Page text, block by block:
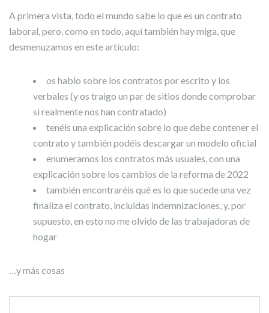
A primera vista, todo el mundo sabe lo que es un contrato
laboral, pero, como en todo, aquí también hay miga, que
desmenuzamos en este artículo:
os hablo sobre los contratos por escrito y los
verbales (y os traigo un par de sitios donde comprobar
si realmente nos han contratado)
tenéis una explicación sobre lo que debe contener el
contrato y también podéis descargar un modelo oficial
enumeramos los contratos más usuales, con una
explicación sobre los cambios de la reforma de 2022
también encontraréis qué es lo que sucede una vez
finaliza el contrato, incluidas indemnizaciones, y, por
supuesto, en esto no me olvido de las trabajadoras de
hogar
…y más cosas